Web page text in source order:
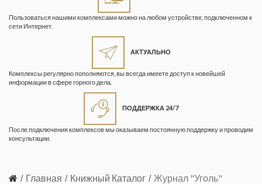
Пользоваться нашими комплексами можно на любом устройстве, подключенном к
сети Интернет.
АКТУАЛЬНО
Комплексы регулярно пополняются, вы всегда имеете доступ к новейшей
информации в сфере горного дела.
ПОДДЕРЖКА 24/7
После подключения комплексов мы оказываем постоянную поддержку и проводим
консультации.
Главная Книжный Каталог Журнал "Уголь"
Горнопромышленные ведомости
Кузбасса. Информационный
безопасность»
Информационный бюллетень
атомному надзору